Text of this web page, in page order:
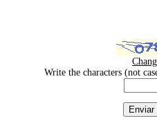
Write the characters (not